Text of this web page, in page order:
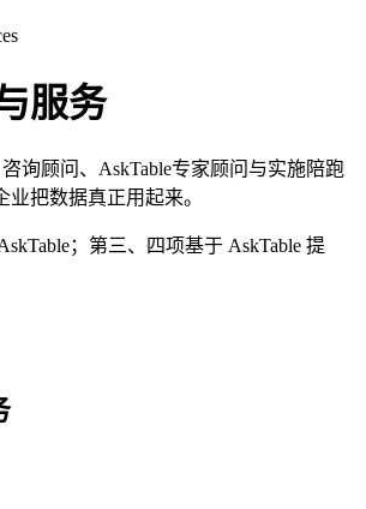
服务
询顾问、AskTable专家顾问与实施陪跑
把数据真正用起来。
；第三、四项基于 AskTable 提